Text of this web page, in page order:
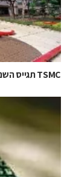
TSMC תגייס השנה 3,000 עובדים, רבים מהם מהנדסים